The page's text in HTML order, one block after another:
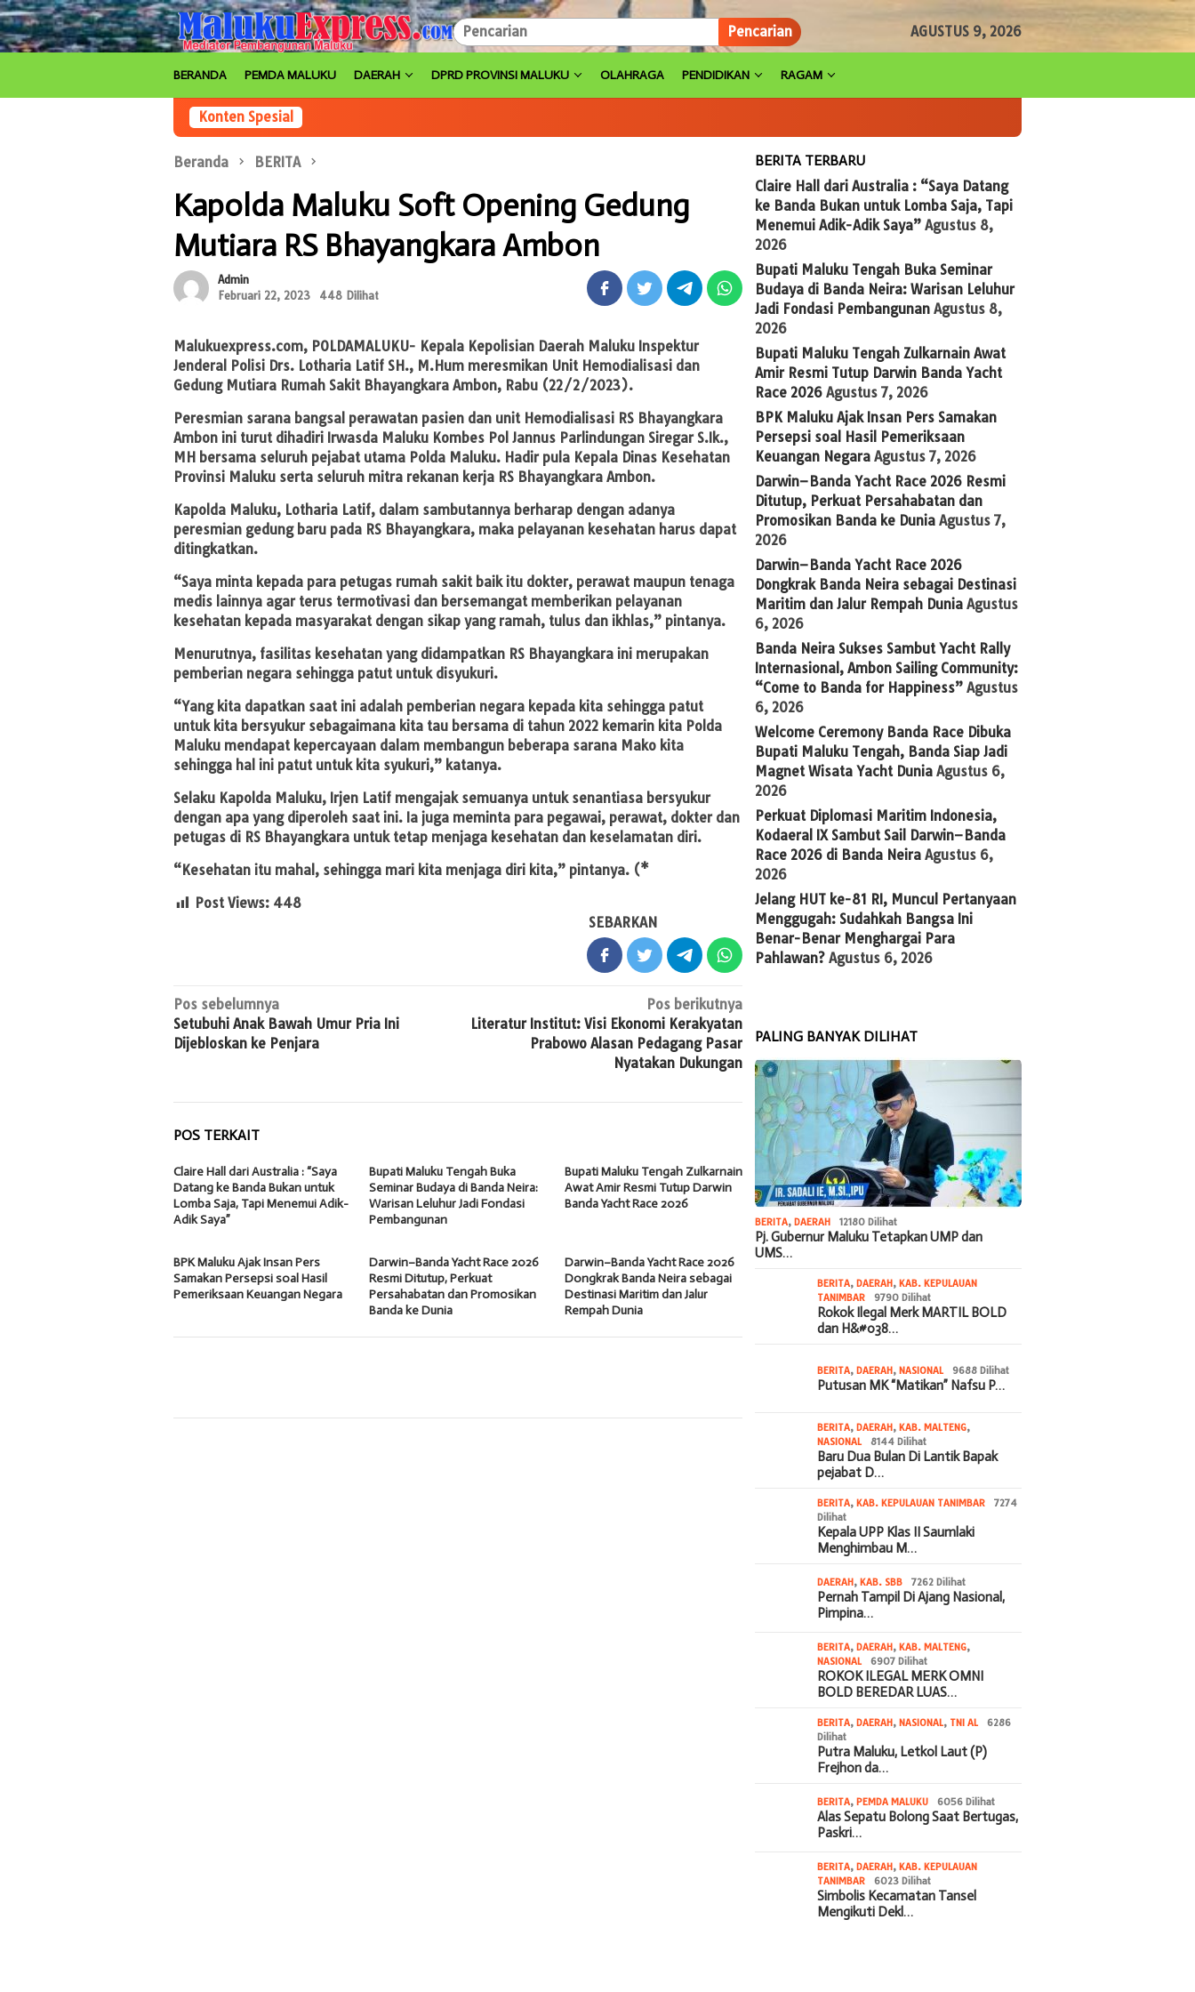
Loncat
ke
konten
Pencarian AGUSTUS 9, 2026
BERANDA PEMDA MALUKU DAERAH DPRD PROVINSI MALUKU OLAHRAGA PENDIDIKAN RAGAM
Konten Spesial
Beranda BERITA
Kapolda Maluku Soft Opening Gedung
Mutiara RS Bhayangkara Ambon
Admin
Februari 22, 2023
448 Dilihat
Malukuexpress.com, POLDAMALUKU- Kepala Kepolisian Daerah Maluku Inspektur
Jenderal Polisi Drs. Lotharia Latif SH., M.Hum meresmikan Unit Hemodialisasi dan
Gedung Mutiara Rumah Sakit Bhayangkara Ambon, Rabu (22/2/2023).
Peresmian sarana bangsal perawatan pasien dan unit Hemodialisasi RS Bhayangkara
Ambon ini turut dihadiri Irwasda Maluku Kombes Pol Jannus Parlindungan Siregar S.Ik.,
MH bersama seluruh pejabat utama Polda Maluku. Hadir pula Kepala Dinas Kesehatan
Provinsi Maluku serta seluruh mitra rekanan kerja RS Bhayangkara Ambon.
Kapolda Maluku, Lotharia Latif, dalam sambutannya berharap dengan adanya
peresmian gedung baru pada RS Bhayangkara, maka pelayanan kesehatan harus dapat
ditingkatkan.
“Saya minta kepada para petugas rumah sakit baik itu dokter, perawat maupun tenaga
medis lainnya agar terus termotivasi dan bersemangat memberikan pelayanan
kesehatan kepada masyarakat dengan sikap yang ramah, tulus dan ikhlas,” pintanya.
Menurutnya, fasilitas kesehatan yang didampatkan RS Bhayangkara ini merupakan
pemberian negara sehingga patut untuk disyukuri.
“Yang kita dapatkan saat ini adalah pemberian negara kepada kita sehingga patut
untuk kita bersyukur sebagaimana kita tau bersama di tahun 2022 kemarin kita Polda
Maluku mendapat kepercayaan dalam membangun beberapa sarana Mako kita
sehingga hal ini patut untuk kita syukuri,” katanya.
Selaku Kapolda Maluku, Irjen Latif mengajak semuanya untuk senantiasa bersyukur
dengan apa yang diperoleh saat ini. Ia juga meminta para pegawai, perawat, dokter dan
petugas di RS Bhayangkara untuk tetap menjaga kesehatan dan keselamatan diri.
“Kesehatan itu mahal, sehingga mari kita menjaga diri kita,” pintanya. (*
Post Views: 448
SEBARKAN
Navigasi
pos
Pos sebelumnya
Setubuhi Anak Bawah Umur Pria Ini
Dijebloskan ke Penjara
Pos berikutnya
Literatur Institut: Visi Ekonomi Kerakyatan
Prabowo Alasan Pedagang Pasar
Nyatakan Dukungan
POS TERKAIT
Claire Hall dari Australia : “Saya
Datang ke Banda Bukan untuk
Lomba Saja, Tapi Menemui Adik-
Adik Saya”
Bupati Maluku Tengah Buka
Seminar Budaya di Banda Neira:
Warisan Leluhur Jadi Fondasi
Pembangunan
Bupati Maluku Tengah Zulkarnain
Awat Amir Resmi Tutup Darwin
Banda Yacht Race 2026
BPK Maluku Ajak Insan Pers
Samakan Persepsi soal Hasil
Pemeriksaan Keuangan Negara
Darwin–Banda Yacht Race 2026
Resmi Ditutup, Perkuat
Persahabatan dan Promosikan
Banda ke Dunia
Darwin–Banda Yacht Race 2026
Dongkrak Banda Neira sebagai
Destinasi Maritim dan Jalur
Rempah Dunia
BERITA TERBARU
Claire Hall dari Australia : “Saya Datang
ke Banda Bukan untuk Lomba Saja, Tapi
Menemui Adik-Adik Saya” Agustus 8,
2026
Bupati Maluku Tengah Buka Seminar
Budaya di Banda Neira: Warisan Leluhur
Jadi Fondasi Pembangunan Agustus 8,
2026
Bupati Maluku Tengah Zulkarnain Awat
Amir Resmi Tutup Darwin Banda Yacht
Race 2026 Agustus 7, 2026
BPK Maluku Ajak Insan Pers Samakan
Persepsi soal Hasil Pemeriksaan
Keuangan Negara Agustus 7, 2026
Darwin–Banda Yacht Race 2026 Resmi
Ditutup, Perkuat Persahabatan dan
Promosikan Banda ke Dunia Agustus 7,
2026
Darwin–Banda Yacht Race 2026
Dongkrak Banda Neira sebagai Destinasi
Maritim dan Jalur Rempah Dunia Agustus
6, 2026
Banda Neira Sukses Sambut Yacht Rally
Internasional, Ambon Sailing Community:
“Come to Banda for Happiness” Agustus
6, 2026
Welcome Ceremony Banda Race Dibuka
Bupati Maluku Tengah, Banda Siap Jadi
Magnet Wisata Yacht Dunia Agustus 6,
2026
Perkuat Diplomasi Maritim Indonesia,
Kodaeral IX Sambut Sail Darwin–Banda
Race 2026 di Banda Neira Agustus 6,
2026
Jelang HUT ke-81 RI, Muncul Pertanyaan
Menggugah: Sudahkah Bangsa Ini
Benar-Benar Menghargai Para
Pahlawan? Agustus 6, 2026
PALING BANYAK DILIHAT
BERITA,DAERAH 12180 Dilihat
Pj. Gubernur Maluku Tetapkan UMP dan
UMS…
BERITA,DAERAH,KAB. KEPULAUAN
TANIMBAR
9790 Dilihat
Rokok Ilegal Merk MARTIL BOLD
dan H&#038…
BERITA,DAERAH,NASIONAL 9688 Dilihat
Putusan MK “Matikan” Nafsu P…
BERITA,DAERAH,KAB. MALTENG,
NASIONAL
8144 Dilihat
Baru Dua Bulan Di Lantik Bapak
pejabat D…
BERITA,KAB. KEPULAUAN TANIMBAR
7274
Dilihat
Kepala UPP Klas II Saumlaki
Menghimbau M…
DAERAH,KAB. SBB 7262 Dilihat
Pernah Tampil Di Ajang Nasional,
Pimpina…
BERITA,DAERAH,KAB. MALTENG,
NASIONAL
6907 Dilihat
ROKOK ILEGAL MERK OMNI
BOLD BEREDAR LUAS…
BERITA,DAERAH,NASIONAL, TNI AL
6286
Dilihat
Putra Maluku, Letkol Laut (P)
Frejhon da…
BERITA,PEMDA MALUKU 6056 Dilihat
Alas Sepatu Bolong Saat Bertugas,
Paskri…
BERITA,DAERAH,KAB. KEPULAUAN
TANIMBAR
6023 Dilihat
Simbolis Kecamatan Tansel
Mengikuti Dekl…